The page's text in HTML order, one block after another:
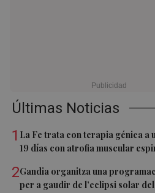
Últimas Noticias
1 La Fe trata con terapia génica a
19 días con atrofia muscular
2Gandia organitza una
per a gaudir de l’eclipsi solar del